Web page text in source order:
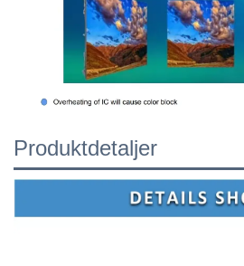
Produktdetaljer